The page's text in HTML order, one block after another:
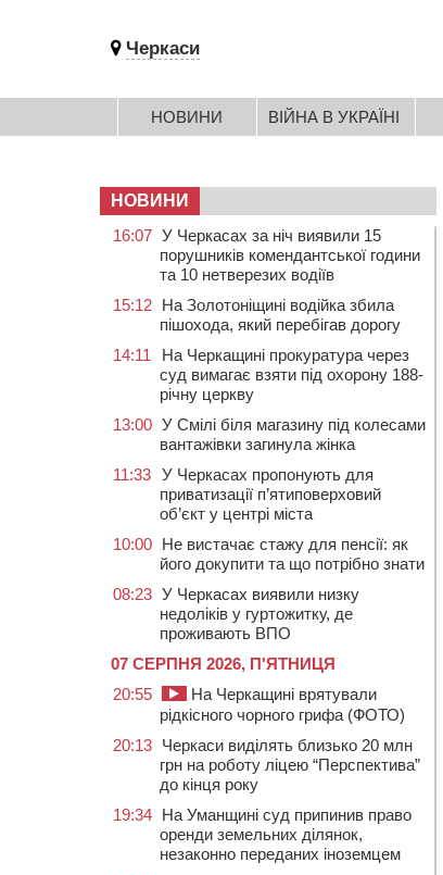
Черкаси
НОВИНИ ВІЙНА В УКРАЇНІ
НОВИНИ
16:07 У Черкасах за ніч виявили 15
порушників комендантської години
та 10 нетверезих водіїв
15:12 На Золотоніщині водійка збила
пішохода, який перебігав дорогу
14:11
На Черкащині прокуратура через
суд вимагає взяти під охорону 188-
річну церкву
13:00 У Смілі біля магазину під колесами
вантажівки загинула жінка
11:33 У Черкасах пропонують для
приватизації п’ятиповерховий
об’єкт у центрі міста
10:00 Не вистачає стажу для пенсії: як
його докупити та що потрібно знати
08:23 У Черкасах виявили низку
недоліків у гуртожитку, де
проживають ВПО
07 СЕРПНЯ 2026, П'ЯТНИЦЯ
20:55
На Черкащині врятували
рідкісного чорного грифа (ФОТО)
20:13 Черкаси виділять близько 20 млн
грн на роботу ліцею “Перспектива”
до кінця року
19:34 На Уманщині суд припинив право
оренди земельних ділянок,
незаконно переданих іноземцем